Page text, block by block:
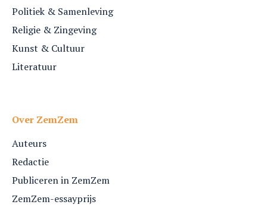
Politiek & Samenleving
Religie & Zingeving
Kunst & Cultuur
Literatuur
Over ZemZem
Auteurs
Redactie
Publiceren in ZemZem
ZemZem-essayprijs